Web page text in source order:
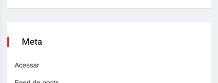
Meta
Acessar